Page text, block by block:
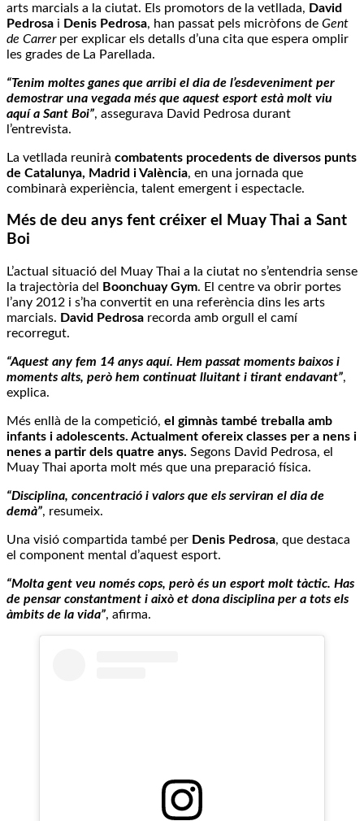
arts marcials a la ciutat. Els promotors de la vetllada, David
Pedrosa i Denis Pedrosa, han passat pels micròfons de Gent
de Carrerper explicar els detalls d’una cita que espera omplir
les grades de La Parellada.
“Tenim moltes ganes que arribi el dia de l’esdeveniment per
demostrar una vegada més que aquest esport està molt viu
aquí a Sant Boi”, assegurava David Pedrosa durant
l’entrevista.
La vetllada reunirà combatents procedents de diversos punts
de Catalunya, Madrid i València, en una jornada que
combinarà experiència, talent emergent i espectacle.
Més de deu anys fent créixer el Muay Thai a Sant
Boi
L’actual situació del Muay Thai a la ciutat no s’entendria sense
la trajectòria del
Boonchuay Gym. El centre va obrir portes
l’any 2012 i s’ha convertit en una referència dins les arts
marcials. David Pedrosa recorda amb orgull el camí
recorregut.
“Aquest any fem 14 anys aquí. Hem passat moments baixos i
moments alts, però hem continuat lluitant i tirant endavant”,
explica.
Més enllà de la competició, el gimnàs també treballa amb
infants i adolescents. Actualment ofereix classes per a nens i
nenes a partir dels quatre anys. Segons David Pedrosa, el
Muay Thai aporta molt més que una preparació física.
“Disciplina, concentració i valors que els serviran el dia de
demà”, resumeix.
Una visió compartida també per Denis Pedrosa, que destaca
el component mental d’aquest esport.
“Molta gent veu només cops, però és un esport molt tàctic. Has
de pensar constantment i això et dona disciplina per a tots els
àmbits de la vida”, afirma.